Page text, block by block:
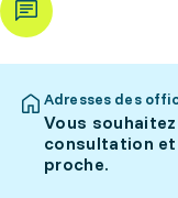
Adresses des
Vous
consultation et
proche.